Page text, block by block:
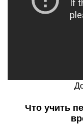
Что учить